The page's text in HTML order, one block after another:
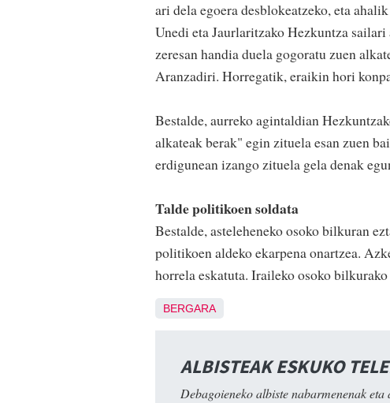
ari dela egoera desblokeatzeko, eta
Unedi eta Jaurlaritzako Hezkuntza
zeresan handia duela gogoratu zuen
Aranzadiri. Horregatik, eraikin hori
Bestalde, aurreko agintaldian
alkateak berak" egin zituela esan zuen
erdigunean izango zituela gela denak
Talde politikoen soldata
Bestalde, asteleheneko osoko bilkuran
politikoen aldeko ekarpena onartzea.
horrela eskatuta. Iraileko osoko
BERGARA
ALBISTEAK ESKUKO
Debagoieneko albiste nabarmenenak